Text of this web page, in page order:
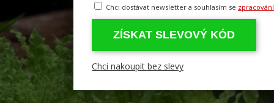
Chci dostávat newsletter a souhlasím se
ZÍSKAT SLEVOVÝ KÓD
Chci nakoupit bez slevy